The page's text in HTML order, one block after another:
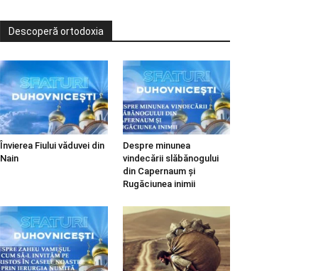
Descoperă ortodoxia
Învierea Fiului văduvei din
Nain
Despre minunea
vindecării slăbănogului
din Capernaum și
Rugăciunea inimii